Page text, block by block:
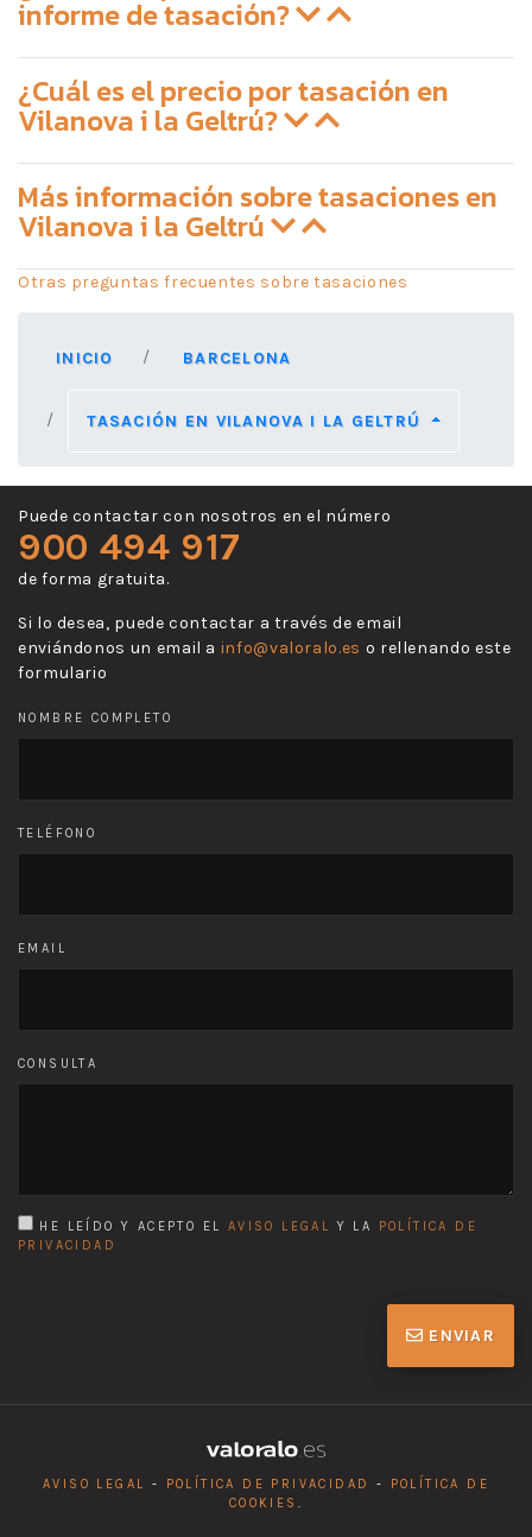
informe de tasación?
¿Cuál es el precio por tasación en
Vilanova i la Geltrú?
Más información sobre tasaciones en
Vilanova i la Geltrú
Otras preguntas frecuentes sobre tasaciones
INICIO BARCELONA
TASACIÓN EN VILANOVA I LA GELTRÚ
Puede contactar con nosotros en el número
900 494 917
de forma gratuita.
Si lo desea, puede contactar a través de email
enviándonos un email a info@valoralo.es o rellenando este
formulario
NOMBRE COMPLETO
TELÉFONO
EMAIL
CONSULTA
HE LEÍDO Y ACEPTO EL AVISO LEGAL Y LA
POLÍTICA DE
PRIVACIDAD
ENVIAR
AVISO LEGAL - POLÍTICA DE PRIVACIDAD -
POLÍTICA DE
COOKIES .